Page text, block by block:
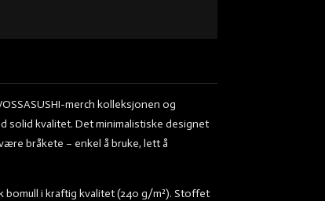
merch kolleksjonen og
solid kvalitet. Det minimalistiske designet
bråkete – enkel å bruke, lett å
bomull i kraftig kvalitet (240 g/m²). Stoffet